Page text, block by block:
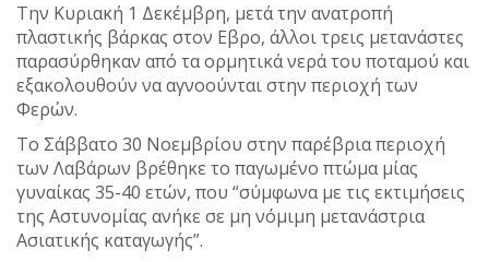
Την Κυριακή 1 Δεκέμβρη, μετά την ανατροπή
πλαστικής βάρκας στον Εβρο, άλλοι τρεις μετανάστες
παρασύρθηκαν από τα ορμητικά νερά του ποταμού και
εξακολουθούν να αγνοούνται στην περιοχή των
Φερών.
Το Σάββατο 30 Νοεμβρίου στην παρέβρια περιοχή
των Λαβάρων βρέθηκε το παγωμένο πτώμα μίας
γυναίκας 35-40 ετών, που “σύμφωνα με τις εκτιμήσεις
της Αστυνομίας ανήκε σε μη νόμιμη μετανάστρια
Ασιατικής καταγωγής”.